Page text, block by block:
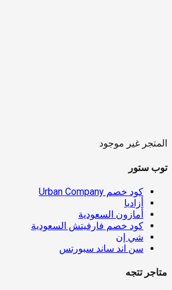
المتجر غير موجود
توب ستور
كود خصم Urban Company
أزاديا
أمازون السعودية
كود خصم فارفيتش السعودية
شي إن
سن اند ساند سبورتس
متاجر تتجه